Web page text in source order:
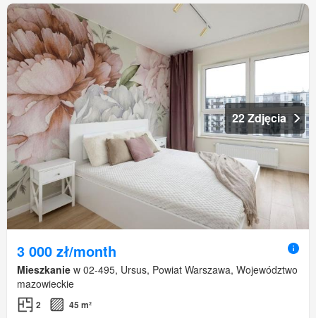
22 Zdjęcia
3 000 zł/month
Mieszkanie w 02-495, Ursus, Powiat Warszawa, Województwo
mazowieckie
2 45 m²